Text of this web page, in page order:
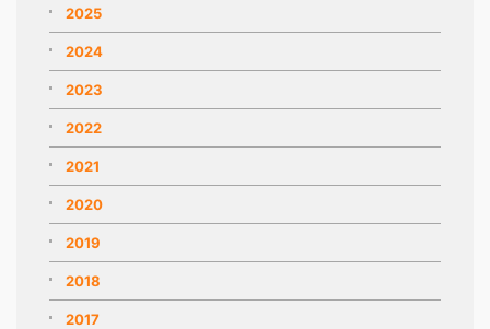
2025
2024
2023
2022
2021
2020
2019
2018
2017